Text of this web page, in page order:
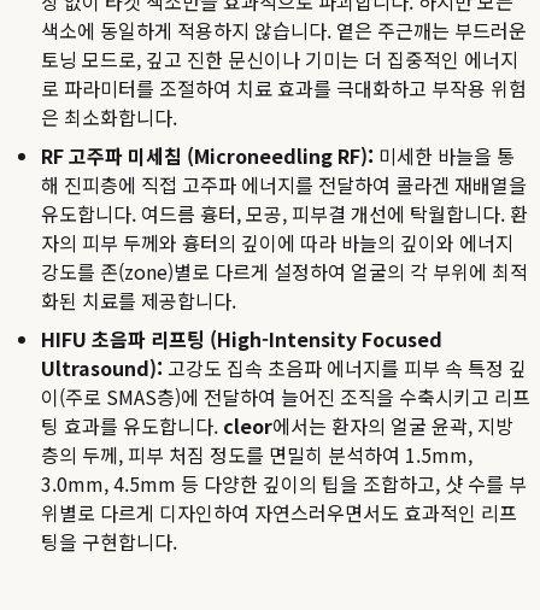
색소에 동일하게 적용하지 않습니다. 옅은 주근깨는 부드러운
토닝 모드로, 깊고 진한 문신이나 기미는 더 집중적인 에너지
로 파라미터를 조절하여 치료 효과를 극대화하고 부작용 위험
은 최소화합니다.
RF 고주파 미세침 (Microneedling RF): 미세한 바늘을 통
해 진피층에 직접 고주파 에너지를 전달하여 콜라겐 재배열을
유도합니다. 여드름 흉터, 모공, 피부결 개선에 탁월합니다. 환
자의 피부 두께와 흉터의 깊이에 따라 바늘의 깊이와 에너지
강도를 존(zone)별로 다르게 설정하여 얼굴의 각 부위에 최적
화된 치료를 제공합니다.
HIFU 초음파 리프팅 (High-Intensity Focused
Ultrasound): 고강도 집속 초음파 에너지를 피부 속 특정 깊
이(주로 SMAS층)에 전달하여 늘어진 조직을 수축시키고 리프
팅 효과를 유도합니다. cleor에서는 환자의 얼굴 윤곽, 지방
층의 두께, 피부 처짐 정도를 면밀히 분석하여 1.5mm,
3.0mm, 4.5mm 등 다양한 깊이의 팁을 조합하고, 샷 수를 부
위별로 다르게 디자인하여 자연스러우면서도 효과적인 리프
팅을 구현합니다.